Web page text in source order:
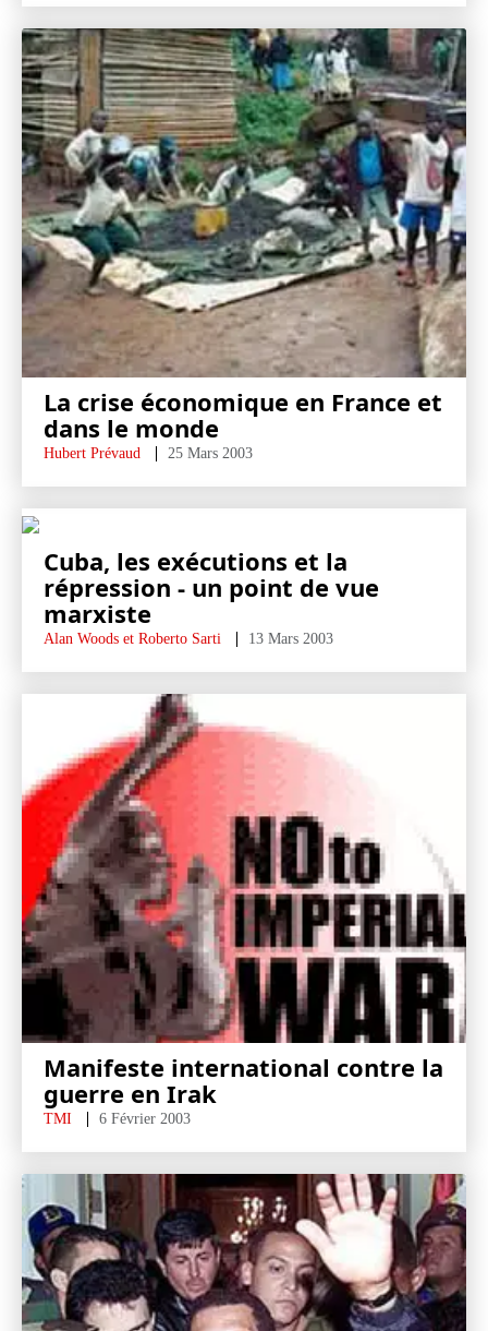
La crise économique en France et
dans le monde
Hubert Prévaud 25 Mars 2003
Cuba, les exécutions et la
répression - un point de vue
marxiste
Alan Woods et Roberto Sarti 13 Mars 2003
Manifeste international contre la
guerre en Irak
TMI 6 Février 2003